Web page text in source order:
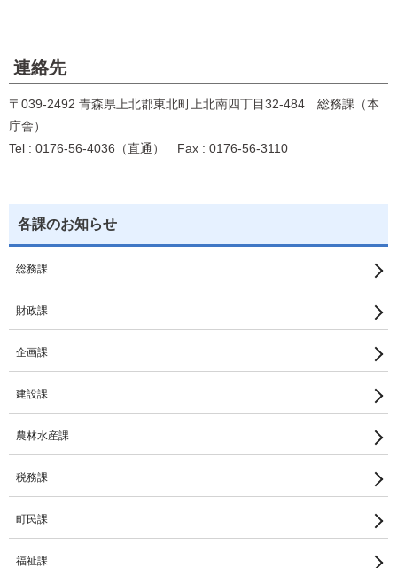
連絡先
〒039-2492 青森県上北郡東北町上北南四丁目32-484 総務課（本
庁舎）
Tel : 0176-56-4036（直通） Fax : 0176-56-3110
各課のお知らせ
総務課
財政課
企画課
建設課
農林水産課
税務課
町民課
福祉課